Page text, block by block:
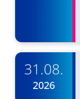
31.08.
2026